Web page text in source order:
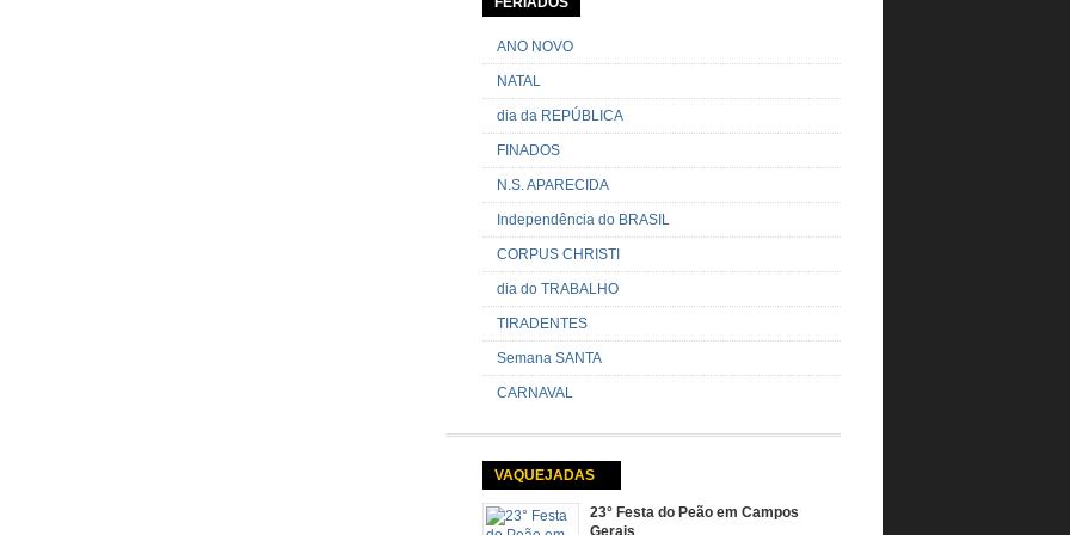
passando pela cidade e visitando a casa das pessoas,
onde são entoadas profecias […]
ANO NOVO
NATAL
dia da REPÚBLICA
FINADOS
N.S. APARECIDA
Independência do BRASIL
CORPUS CHRISTI
dia do TRABALHO
TIRADENTES
Semana SANTA
CARNAVAL
VAQUEJADAS
23° Festa do Peão em Campos
Gerais